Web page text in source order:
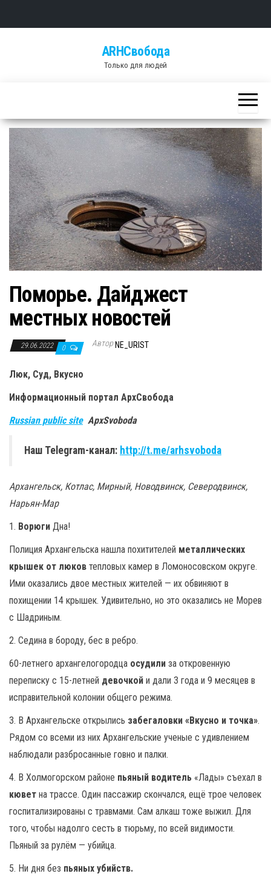
ARHСвобода
Только для людей
Поморье. Дайджест
местных новостей
29.06.2022 0 Автор NE_URIST
Люк, Суд, Вкусно
Информационный портал АрхСвобода
Russian public siteApxSvoboda
Наш Telegram-канал: http://t.me/arhsvoboda
Архангельск, Котлас, Мирный, Новодвинск, Северодвинск,
Нарьян-Мар
1. Ворюги Дна!
Полиция Архангельска нашла похитителей металлических
крышек от люков тепловых камер в Ломоносовском округе.
Ими оказались двое местных жителей — их обвиняют в
похищении 14 крышек. Удивительно, но это оказались не Морев
с Шадриным.
2. Седина в бороду, бес в ребро.
60-летнего архангелогородца осудили за откровенную
переписку с 15-летней девочкой и дали 3 года и 9 месяцев в
исправительной колонии общего режима.
3. В Архангельске открылись забегаловки «Вкусно и точка».
Рядом со всеми из них Архангельские ученые с удивлением
наблюдали разбросанные говно и палки.
4. В Холмогорском районе пьяный водитель «Лады» съехал в
кювет на трассе. Один пассажир скончался, ещё трое человек
госпитализированы с травмами. Сам алкаш тоже выжил. Для
того, чтобы надолго сесть в тюрьму, по всей видимости.
Пьяный за рулём — убийца.
5. Ни дня без пьяных убийств.